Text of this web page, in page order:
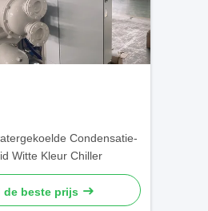
Condensatie-
Witte Kleur Chiller
de beste prijs